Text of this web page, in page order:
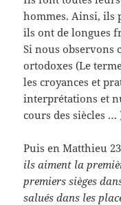
hommes. Ainsi, ils
ils ont de longues
Si nous observons
ortodoxes (Le
les croyances et
interprétations et
cours des siècles …
Puis en Matthieu
ils aiment la
premiers sièges
salués dans les